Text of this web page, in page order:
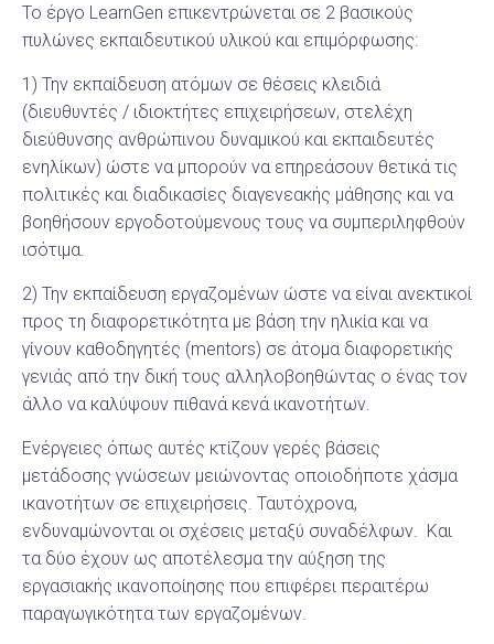
Το έργο LearnGen επικεντρώνεται σε 2 βασικούς
πυλώνες εκπαιδευτικού υλικού και επιμόρφωσης:
1) Την εκπαίδευση ατόμων σε θέσεις κλειδιά
(διευθυντές / ιδιοκτήτες επιχειρήσεων, στελέχη
διεύθυνσης ανθρώπινου δυναμικού και εκπαιδευτές
ενηλίκων) ώστε να μπορούν να επηρεάσουν θετικά τις
πολιτικές και διαδικασίες διαγενεακής μάθησης και να
βοηθήσουν εργοδοτούμενους τους να συμπεριληφθούν
ισότιμα.
2) Την εκπαίδευση εργαζομένων ώστε να είναι ανεκτικοί
προς τη διαφορετικότητα με βάση την ηλικία και να
γίνουν καθοδηγητές (mentors) σε άτομα διαφορετικής
γενιάς από την δική τους αλληλοβοηθώντας ο ένας τον
άλλο να καλύψουν πιθανά κενά ικανοτήτων.
Ενέργειες όπως αυτές κτίζουν γερές βάσεις
μετάδοσης γνώσεων μειώνοντας οποιοδήποτε χάσμα
ικανοτήτων σε επιχειρήσεις. Ταυτόχρονα,
ενδυναμώνονται οι σχέσεις μεταξύ συναδέλφων. Και
τα δύο έχουν ως αποτέλεσμα την αύξηση της
εργασιακής ικανοποίησης που επιφέρει περαιτέρω
παραγωγικότητα των εργαζομένων.